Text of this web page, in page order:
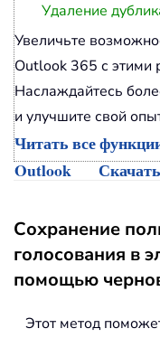
Удаление
Увеличьте
Outlook 365 с
Наслаждайтесь
и улучшите свой
Читать все
Outlook
Сохранение
голосования в
помощью
Этот метод